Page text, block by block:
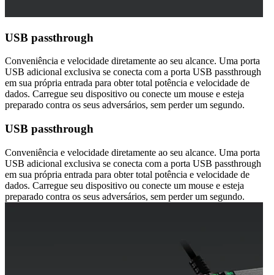
USB passthrough
Conveniência e velocidade diretamente ao seu alcance. Uma porta
USB adicional exclusiva se conecta com a porta USB passthrough
em sua própria entrada para obter total potência e velocidade de
dados. Carregue seu dispositivo ou conecte um mouse e esteja
preparado contra os seus adversários, sem perder um segundo.
USB passthrough
Conveniência e velocidade diretamente ao seu alcance. Uma porta
USB adicional exclusiva se conecta com a porta USB passthrough
em sua própria entrada para obter total potência e velocidade de
dados. Carregue seu dispositivo ou conecte um mouse e esteja
preparado contra os seus adversários, sem perder um segundo.